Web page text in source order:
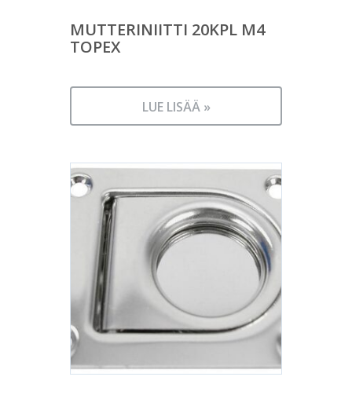
MUTTERINIITTI 20KPL M4
TOPEX
LUE LISÄÄ »